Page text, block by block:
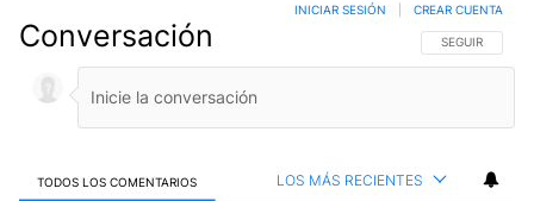
Conversación SIGA ESTA
SEGUIR
INICIAR SESIÓN CREAR CUENTA
TODOS LOS COMENTARIOS LOS MÁS RECIENTES